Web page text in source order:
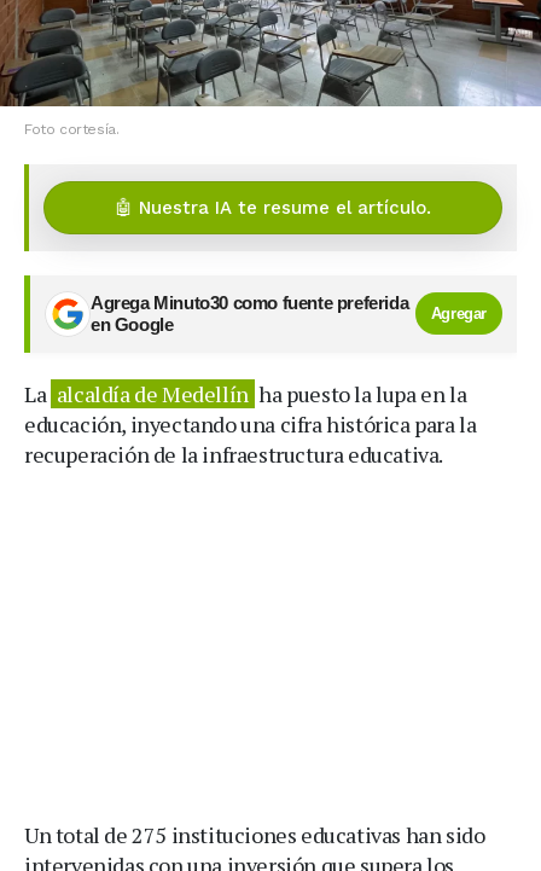
Foto cortesía.
🤖 Nuestra IA te resume el artículo.
Agrega Minuto30 como fuente preferida
en Google
Agregar
La alcaldía de Medellín ha puesto la lupa en la
educación, inyectando una cifra histórica para la
recuperación de la infraestructura educativa.
Un total de 275 instituciones educativas han sido
intervenidas con una inversión que supera los